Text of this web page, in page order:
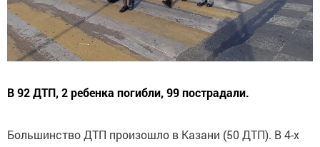
В 92 ДТП, 2 ребенка погибли, 99 пострадали.
Большинство ДТП произошло в Казани (50 ДТП). В 4-х